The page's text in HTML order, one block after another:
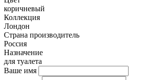
коричневый
Коллекция
Лондон
Страна производитель
Россия
Назначение
для туалета
Ваше имя